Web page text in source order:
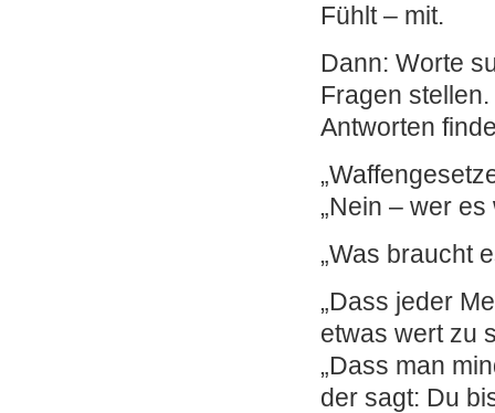
Fühlt – mit.
Dann: Worte
Fragen stellen.
Antworten
„Nein – wer es
„Was braucht
„Dass jeder
etwas wert zu
„Dass man
der sagt: Du